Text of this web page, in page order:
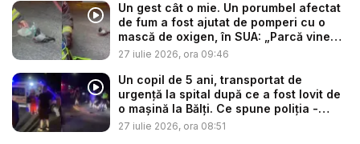
Un gest cât o mie. Un porumbel afectat
de fum a fost ajutat de pomperi cu o
mască de oxigen, în SUA: „Parcă vine
s...
27 iulie 2026, ora 09:46
Un copil de 5 ani, transportat de
urgență la spital după ce a fost lovit de
o mașină la Bălți. Ce spune poliția -
VID...
27 iulie 2026, ora 08:51